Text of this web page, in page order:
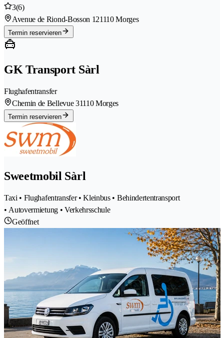
3(6)
Avenue de Riond-Bosson 121110 Morges
Termin reservieren
GK Transport Sàrl
Flughafentransfer
Chemin de Bellevue 31110 Morges
Termin reservieren
Sweetmobil Sàrl
Taxi • Flughafentransfer • Kleinbus • Behindertentransport
• Autovermietung • Verkehrsschule
Geöffnet